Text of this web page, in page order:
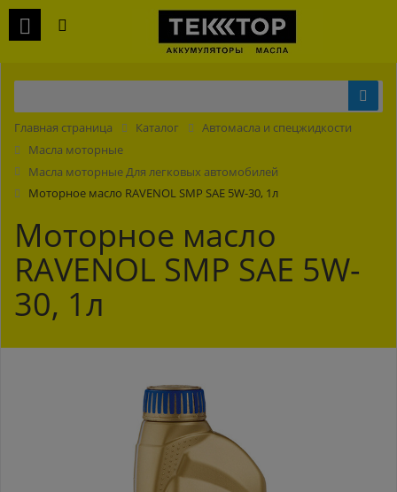
Главная страница Каталог
Автомасла и спецжидкости
Масла моторные
Масла моторные Для легковых автомобилей
Моторное масло RAVENOL SMP SAE 5W-30, 1л
Моторное масло
RAVENOL SMP SAE 5W-
30, 1л